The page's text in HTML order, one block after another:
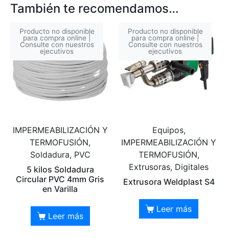
También te recomendamos…
Producto no disponible
para compra online |
Consulte con nuestros
ejecutivos
IMPERMEABILIZACIÓN Y
TERMOFUSIÓN,
Soldadura, PVC
5 kilos Soldadura
Circular PVC 4mm Gris
en Varilla
Leer más
Producto no disponible
para compra online |
Consulte con nuestros
ejecutivos
Equipos,
IMPERMEABILIZACIÓN Y
TERMOFUSIÓN,
Extrusoras, Digitales
Extrusora Weldplast S4
Leer más